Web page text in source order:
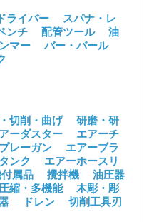
ドライバー
スパナ・レ
ンチ 配管ツール
油
マー
バー・バール
切削・曲げ
研磨・研
ーダスター
エアーチ
レーガン
エアーブラ
ンク
エアーホースリ
属品 攪拌機
油圧器
縮・多機能
木彫・彫
ドレン
切削工具刃